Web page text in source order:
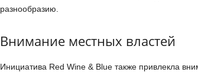
разнообразию.
Внимание местных властей
Инициатива Red Wine & Blue также привлекла